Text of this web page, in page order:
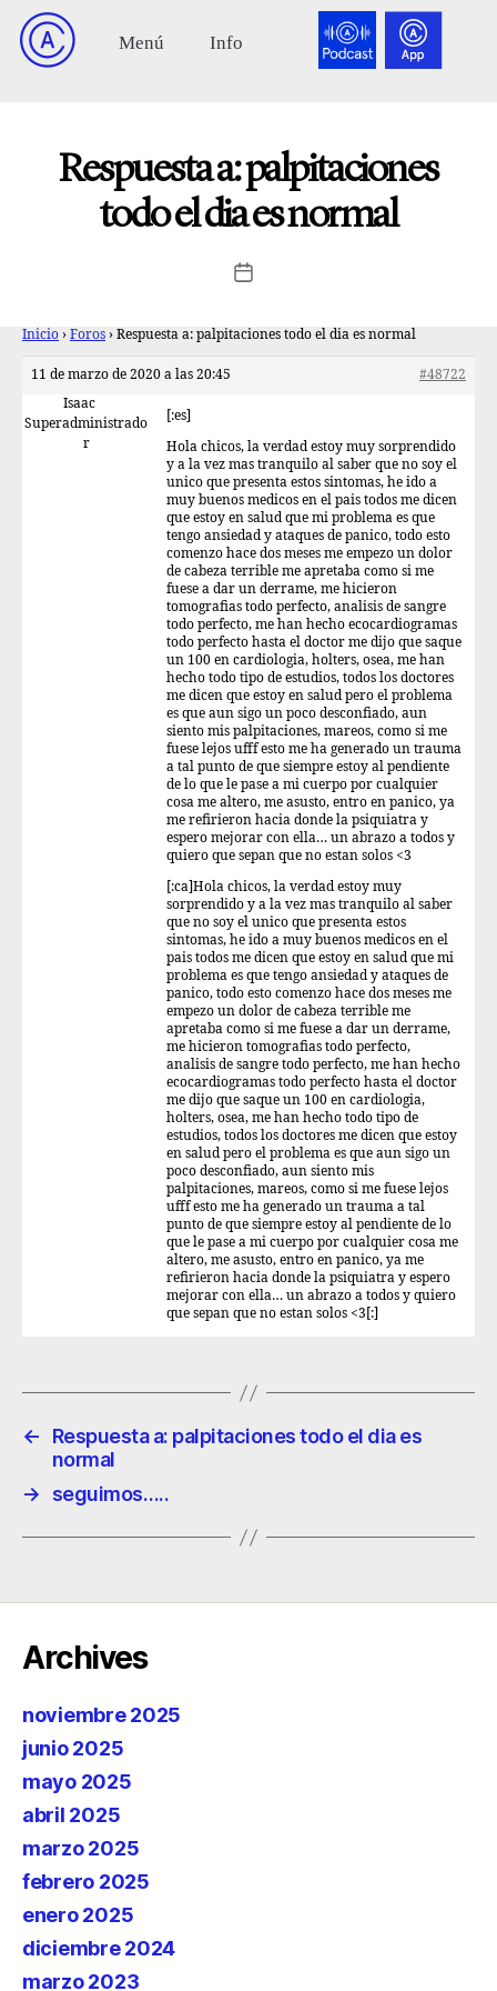
Respuesta a: palpitaciones
todo el dia es normal
Inicio › Foros › Respuesta a: palpitaciones todo el dia es normal
11 de marzo de 2020 a las 20:45
#48722
Isaac
Superadministrado
r
[:es]
Hola chicos, la verdad estoy muy sorprendido
y a la vez mas tranquilo al saber que no soy el
unico que presenta estos sintomas, he ido a
muy buenos medicos en el pais todos me dicen
que estoy en salud que mi problema es que
tengo ansiedad y ataques de panico, todo esto
comenzo hace dos meses me empezo un dolor
de cabeza terrible me apretaba como si me
fuese a dar un derrame, me hicieron
tomografias todo perfecto, analisis de sangre
todo perfecto, me han hecho ecocardiogramas
todo perfecto hasta el doctor me dijo que saque
un 100 en cardiologia, holters, osea, me han
hecho todo tipo de estudios, todos los doctores
me dicen que estoy en salud pero el problema
es que aun sigo un poco desconfiado, aun
siento mis palpitaciones, mareos, como si me
fuese lejos ufff esto me ha generado un trauma
a tal punto de que siempre estoy al pendiente
de lo que le pase a mi cuerpo por cualquier
cosa me altero, me asusto, entro en panico, ya
me refirieron hacia donde la psiquiatra y
espero mejorar con ella… un abrazo a todos y
quiero que sepan que no estan solos <3
[:ca]Hola chicos, la verdad estoy muy
sorprendido y a la vez mas tranquilo al saber
que no soy el unico que presenta estos
sintomas, he ido a muy buenos medicos en el
pais todos me dicen que estoy en salud que mi
problema es que tengo ansiedad y ataques de
panico, todo esto comenzo hace dos meses me
empezo un dolor de cabeza terrible me
apretaba como si me fuese a dar un derrame,
me hicieron tomografias todo perfecto,
analisis de sangre todo perfecto, me han hecho
ecocardiogramas todo perfecto hasta el doctor
me dijo que saque un 100 en cardiologia,
holters, osea, me han hecho todo tipo de
estudios, todos los doctores me dicen que estoy
en salud pero el problema es que aun sigo un
poco desconfiado, aun siento mis
palpitaciones, mareos, como si me fuese lejos
ufff esto me ha generado un trauma a tal
punto de que siempre estoy al pendiente de lo
que le pase a mi cuerpo por cualquier cosa me
altero, me asusto, entro en panico, ya me
refirieron hacia donde la psiquiatra y espero
mejorar con ella… un abrazo a todos y quiero
que sepan que no estan solos <3[:]
←
Respuesta a: palpitaciones todo el dia es
normal
→
seguimos…..
Archives
noviembre 2025
junio 2025
mayo 2025
abril 2025
marzo 2025
febrero 2025
enero 2025
diciembre 2024
marzo 2023